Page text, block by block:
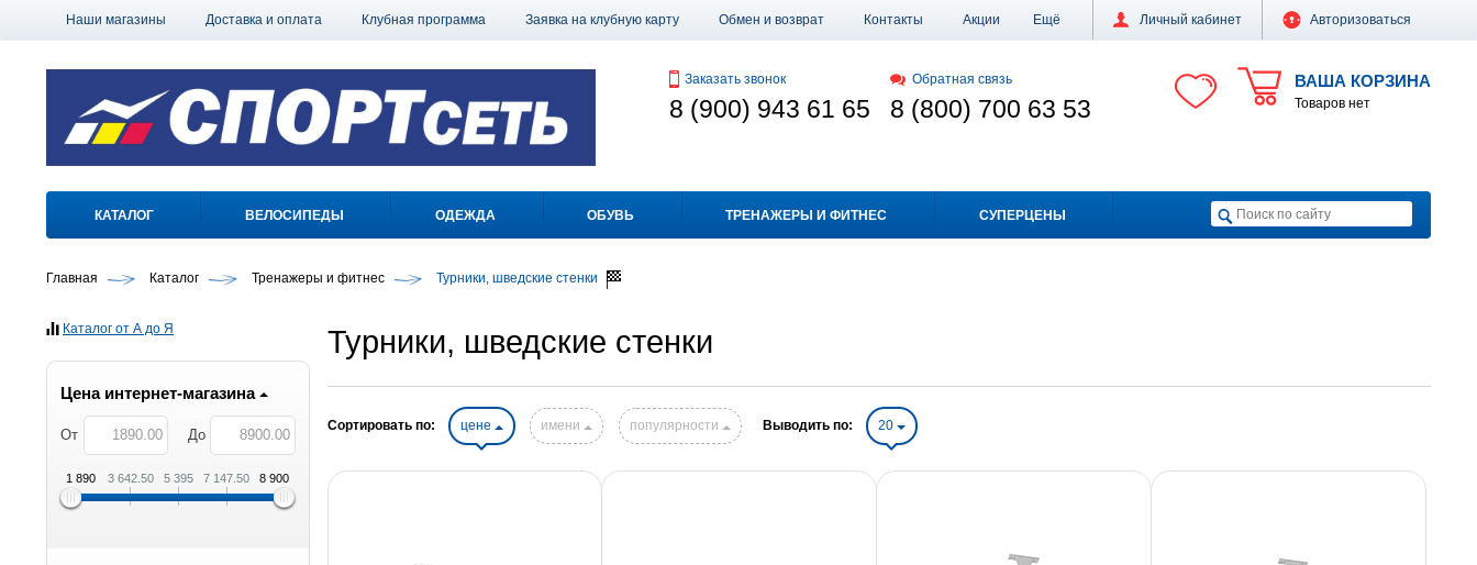
Личный кабинет Авторизоваться
Наши магазины Доставка и оплата Клубная программа Заявка на клубную карту Обмен и возврат Контакты Акции Ещё
ВАША КОРЗИНА
Товаров нет
Заказать звонок
8 (900) 943 61 65
Обратная связь
8 (800) 700 63 53
КАТАЛОГ ВЕЛОСИПЕДЫ ОДЕЖДА ОБУВЬ ТРЕНАЖЕРЫ И ФИТНЕС СУПЕРЦЕНЫ
Главная Каталог Тренажеры и фитнес Турники, шведские стенки
Каталог от А до Я
Цена интернет-магазина
От До
1 890 3 642.50 5 395 7 147.50 8 900
Турники, шведские стенки
Сортировать по: цене имени популярности Выводить по: 20